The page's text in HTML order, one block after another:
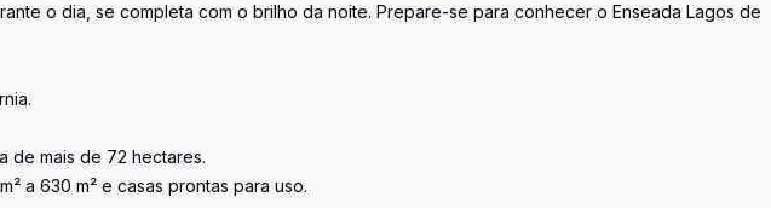
o dia, se completa com o brilho da noite. Prepare-se para conhecer o Enseada Lagos de
de mais de 72 hectares.
a 630 m² e casas prontas para uso.